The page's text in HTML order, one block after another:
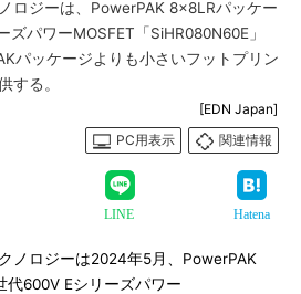
ロジーは、PowerPAK 8×8LRパッケー
パワーMOSFET「SiHR080N60E」
パッケージよりも小さいフットプリン
する。
[EDN Japan]
PC用表示
関連情報
LINE Hatena
ノロジーは2024年5月、PowerPAK
600V Eシリーズパワー